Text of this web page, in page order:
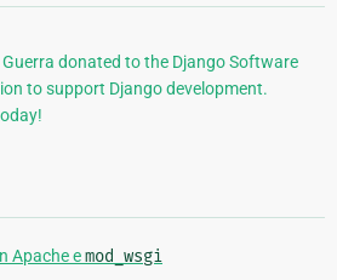
Guerra donated to the Django Software
to support Django development.
Apache emod_wsgi